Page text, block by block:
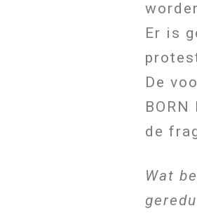
Er is
De
de
Wat